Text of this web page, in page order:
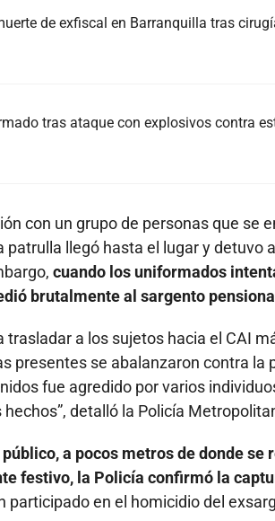
de exfiscal en Barranquilla tras
tras ataque con explosivos contra
con un grupo de personas que se
llegó hasta el lugar y detuvo
cuando los uniformados
brutalmente al sargento
trasladar a los sujetos hacia el CAI
presentes se abalanzaron contra la
fue agredido por varios
detalló la Policía
a pocos metros de donde
festivo, la Policía confirmó la
participado en el homicidio del